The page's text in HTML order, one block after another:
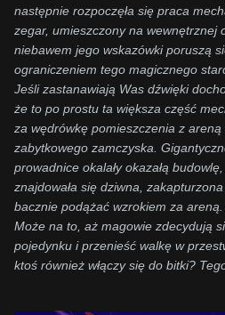
następnie rozpoczęła się praca
zegar, umieszczony na wewnętrznej
niebawem jego wskazówki poruszą
ograniczeniem tego magicznego
Jeśli zastanawiają Was dźwięki
że to po prostu ta większa część
za wędrówkę pomieszczenia z areną
zabytkowego zamczyska.
prowadnice okalały okazałą
znajdowała się dziwna,
bacznie podążać wzrokiem za areną.
Może na to, aż magowie zdecydują
pojedynku i przenieść walkę w
ktoś również włączy się do bitki?